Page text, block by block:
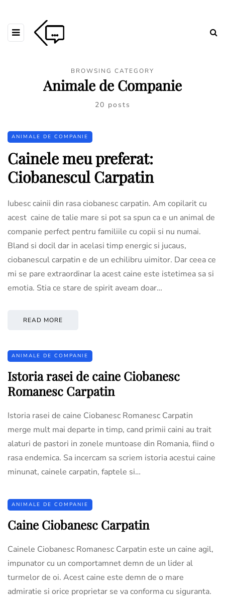
BROWSING CATEGORY
Animale de Companie
20 posts
ANIMALE DE COMPANIE
Cainele meu preferat:
Ciobanescul Carpatin
Iubesc cainii din rasa ciobanesc carpatin. Am copilarit cu
acest caine de talie mare si pot sa spun ca e un animal de
companie perfect pentru familiile cu copii si nu numai.
Bland si docil dar in acelasi timp energic si jucaus,
ciobanescul carpatin e de un echilibru uimitor. Dar ceea ce
mi se pare extraordinar la acest caine este istetimea sa si
emotia. Stia ce stare de spirit aveam doar…
READ MORE
ANIMALE DE COMPANIE
Istoria rasei de caine Ciobanesc
Romanesc Carpatin
Istoria rasei de caine Ciobanesc Romanesc Carpatin
merge mult mai departe in timp, cand primii caini au trait
alaturi de pastori in zonele muntoase din Romania, fiind o
rasa endemica. Sa incercam sa scriem istoria acestui caine
minunat, cainele carpatin, faptele si…
ANIMALE DE COMPANIE
Caine Ciobanesc Carpatin
Cainele Ciobanesc Romanesc Carpatin este un caine agil,
impunator cu un comportamnet demn de un lider al
turmelor de oi. Acest caine este demn de o mare
admiratie si orice proprietar se va conforma cu siguranta.